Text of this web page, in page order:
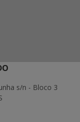
s/n - Bloco 3